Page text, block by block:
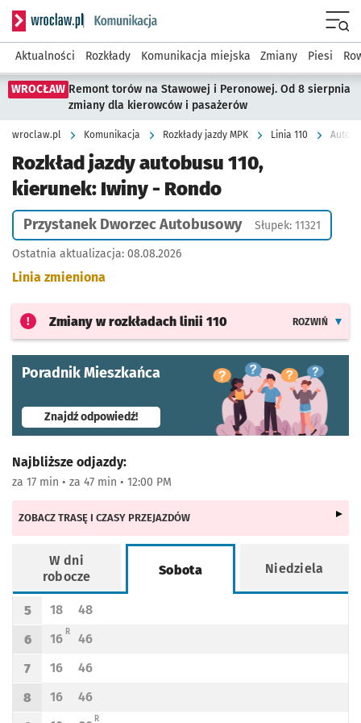
Serwis informacyjny wroclaw.pl podserwis: Komunikacja
Aktualności Rozkłady Komunikacja miejska Zmiany Piesi
WROCŁAW Remont torów na Stawowej i Peronowej. Od 8 sierpnia
zmiany dla kierowców i pasażerów
wroclaw.pl Komunikacja Rozkłady jazdy MPK Linia 110
Rozkład jazdy autobusu 110,
kierunek: Iwiny - Rondo
Przystanek Dworzec Autobusowy Słupek: 11321
Ostatnia aktualizacja: 08.08.2026
Linia zmieniona
Zmiany w rozkładach linii 110 ROZWIŃ
Poradnik Mieszkańca
Znajdź odpowiedź!- otworzy się w nowej karcie
Najbliższe odjazdy:
za 17 min • za 47 min • 12:00 PM
ZOBACZ TRASĘ I CZASY PRZEJAZDÓW
W dni
robocze
Sobota Niedziela
Rozkład jazdy -
Godzina odjazdu
5
Odjazd
18
minut po godzinie 5
Odjazd
48
minut po godzinie 5
Godzina odjazdu
6
Odjazd
16
minut po godzinie 6
RR - KURS PRZEDŁUŻONY DO MIEJSCOWOŚCI IWINY
Odjazd
46
minut po godzinie 6
Godzina odjazdu
7
Odjazd
16
minut po godzinie 7
Odjazd
46
minut po godzinie 7
Godzina odjazdu
8
Odjazd
16
minut po godzinie 8
Odjazd
46
minut po godzinie 8
RR - KURS PRZEDŁUŻONY DO MIEJSCOWOŚCI IWINY